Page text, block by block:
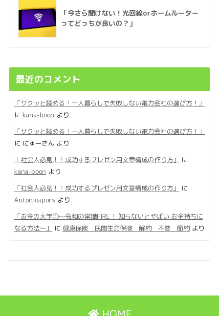
「今さら聞けない！光回線orホームルーター
ってどっちが良いの？」
最近のコメント
「サクッと読める！一人暮らしで失敗しない電力会社の選び方！」
に kana-boon より
「サクッと読める！一人暮らしで失敗しない電力会社の選び方！」
に にゅーさんより
「社会人必見！！成功するプレゼン用文章構成の作り方」
に
kana-boon より
「社会人必見！！成功するプレゼン用文章構成の作り方」
に
Antonioapors より
「お金の大学①〜令和の常識FIRE！ 知らないとやばい お金持ちに
なる方法〜」
に 健康保険 民間生命保険 解約 不要 節約より